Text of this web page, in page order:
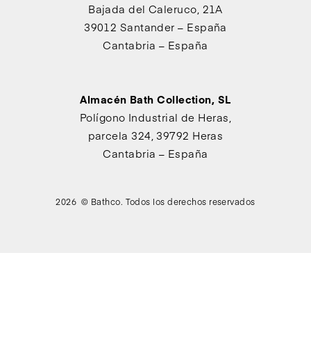
Bajada del Caleruco, 21A
39012 Santander – España
Cantabria – España
Almacén Bath Collection, SL
Polígono Industrial de Heras,
parcela 324, 39792 Heras
Cantabria – España
2026 © Bathco. Todos los derechos reservados